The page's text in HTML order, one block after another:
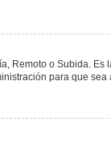
Remoto o Subida.
para que sea